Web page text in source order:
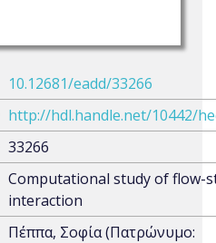
10.12681/eadd/33266
http://hdl.handle.net/10442/
33266
Computational study of flow-
interaction
Πέππα, Σοφία (Πατρώνυμο: